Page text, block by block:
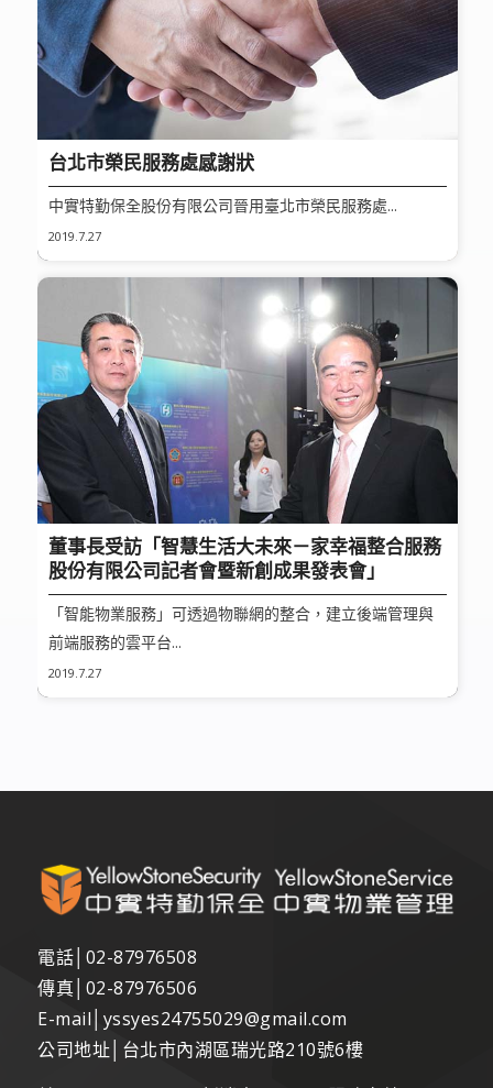
台北市榮民服務處感謝狀
中實特勤保全股份有限公司晉用臺北市榮民服務處...
2019.7.27
董事長受訪「智慧生活大未來－家幸福整合服務
股份有限公司記者會暨新創成果發表會」
「智能物業服務」可透過物聯網的整合，建立後端管理與
前端服務的雲平台...
2019.7.27
電話│ 02-87976508
傳真│ 02-87976506
E-mail│ yssyes24755029@gmail.com
公司地址│台北市內湖區瑞光路210號6樓